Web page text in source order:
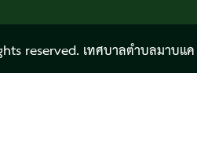
reserved. เทศบาลตำบลมาบแค